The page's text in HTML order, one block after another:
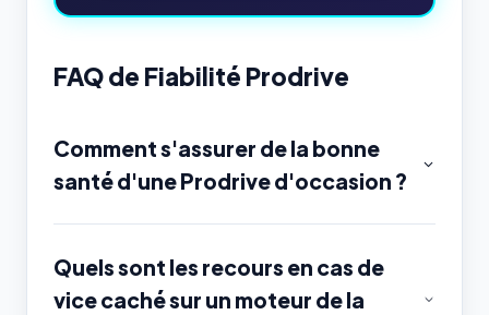
FAQ de Fiabilité Prodrive
Comment s'assurer de la bonne
santé d'une Prodrive d'occasion ?
Quels sont les recours en cas de
vice caché sur un moteur de la